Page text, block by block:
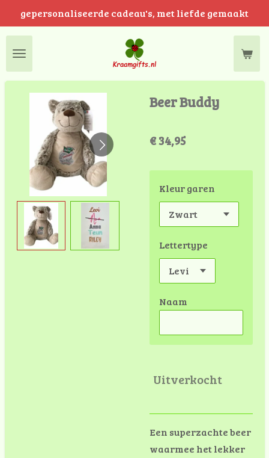
naar
hoofdinhoud
gepersonaliseerde cadeau's, met liefde gemaakt
Beer Buddy
€ 34,95
Kleur garen
Lettertype
Naam
Uitverkocht
Een superzachte beer
waarmee het lekker